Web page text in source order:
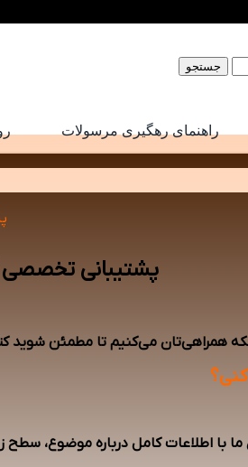
جستجو
راهنمای رهگیری مرسولات
پشتیبانی
همراهی‌تان می‌کنیم تا مطمئن شوید
با اطلاعات کامل درباره موضوع،